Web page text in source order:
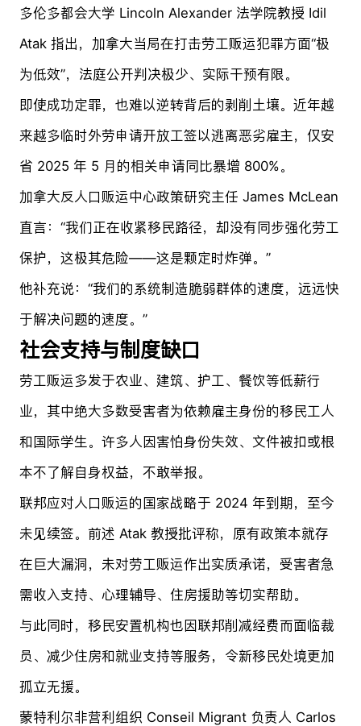
多伦多都会大学 Lincoln Alexander 法学院教授 Idil
Atak 指出，加拿大当局在打击劳工贩运犯罪方面“极
为低效”，法庭公开判决极少、实际干预有限。
即使成功定罪，也难以逆转背后的剥削土壤。近年越
来越多临时外劳申请开放工签以逃离恶劣雇主，仅安
省 2025 年 5 月的相关申请同比暴增 800%。
加拿大反人口贩运中心政策研究主任 James McLean
直言：“我们正在收紧移民路径，却没有同步强化劳工
保护，这极其危险——这是颗定时炸弹。”
他补充说：“我们的系统制造脆弱群体的速度，远远快
于解决问题的速度。”
社会支持与制度缺口
劳工贩运多发于农业、建筑、护工、餐饮等低薪行
业，其中绝大多数受害者为依赖雇主身份的移民工人
和国际学生。许多人因害怕身份失效、文件被扣或根
本不了解自身权益，不敢举报。
联邦应对人口贩运的国家战略于 2024 年到期，至今
未见续签。前述 Atak 教授批评称，原有政策本就存
在巨大漏洞，未对劳工贩运作出实质承诺，受害者急
需收入支持、心理辅导、住房援助等切实帮助。
与此同时，移民安置机构也因联邦削减经费而面临裁
员、减少住房和就业支持等服务，令新移民处境更加
孤立无援。
蒙特利尔非营利组织 Conseil Migrant 负责人 Carlos